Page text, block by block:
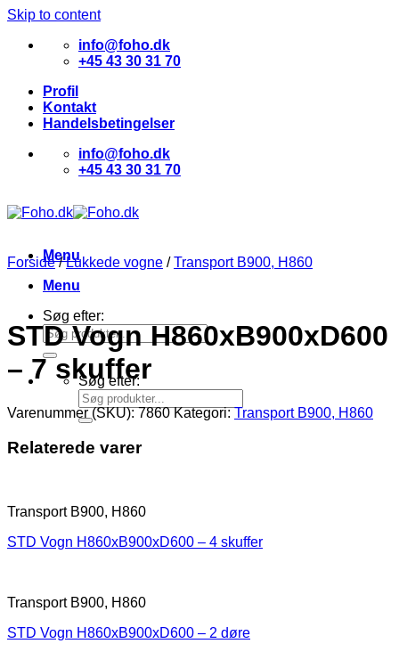
Skip to content
info@foho.dk
+45 43 30 31 70
Profil
Kontakt
Handelsbetingelser
info@foho.dk
+45 43 30 31 70
Menu
Menu
Søg efter:
Søg efter:
Forside / Lukkede vogne / Transport B900, H860
STD Vogn H860xB900xD600
– 7 skuffer
Varenummer (SKU):7860 Kategori:Transport B900, H860
Relaterede varer
Transport B900, H860
STD Vogn H860xB900xD600 – 4 skuffer
Transport B900, H860
STD Vogn H860xB900xD600 – 2 døre